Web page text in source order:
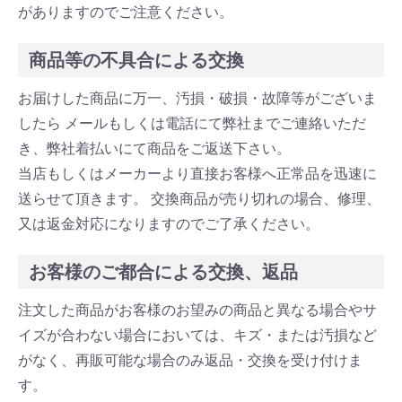
がありますのでご注意ください。
商品等の不具合による交換
お届けした商品に万一、汚損・破損・故障等がございま
したら メールもしくは電話にて弊社までご連絡いただ
き、弊社着払いにて商品をご返送下さい。
当店もしくはメーカーより直接お客様へ正常品を迅速に
送らせて頂きます。 交換商品が売り切れの場合、修理、
又は返金対応になりますのでご了承ください。
お客様のご都合による交換、返品
注文した商品がお客様のお望みの商品と異なる場合やサ
イズが合わない場合においては、キズ・または汚損など
がなく、再販可能な場合のみ返品・交換を受け付けま
す。